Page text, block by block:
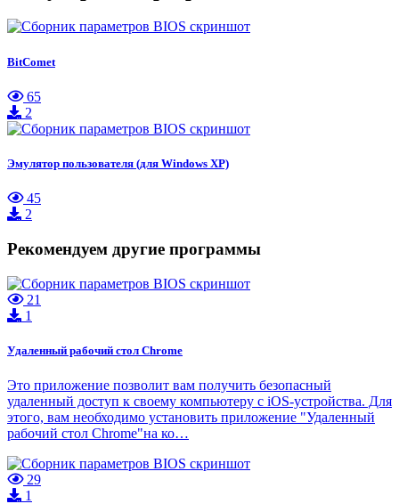
BitComet
65
2
Эмулятор пользователя (для Windows XP)
45
2
Рекомендуем другие программы
21
1
Удаленный рабочий стол Chrome
Это приложение позволит вам получить безопасный
удаленный доступ к своему компьютеру с iOS-устройства. Для
этого, вам необходимо установить приложение "Удаленный
рабочий стол Chrome"на ко…
29
1